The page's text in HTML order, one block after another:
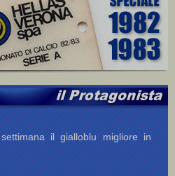
il gialloblu migliore in